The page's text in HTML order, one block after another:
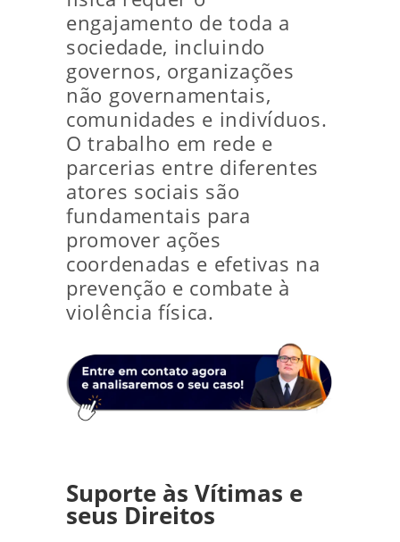
engajamento de toda a
sociedade, incluindo
governos, organizações
não governamentais,
comunidades e indivíduos.
O trabalho em rede e
parcerias entre diferentes
atores sociais são
fundamentais para
promover ações
coordenadas e efetivas na
prevenção e combate à
violência física.
Suporte às Vítimas e
seus Direitos